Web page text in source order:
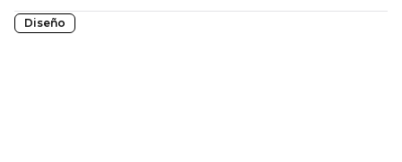
traduzido por: OPENROUTER
Diseño